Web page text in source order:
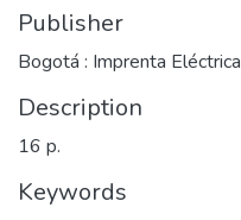
Publisher
Bogotá : Imprenta Eléctrica
Description
16 p.
Keywords